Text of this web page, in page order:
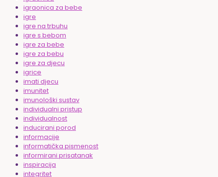
igraonica za bebe
igre
igre na trbuhu
igre s bebom
igre za bebe
igre za bebu
igre za djecu
igrice
imati djecu
imunitet
imunološki sustav
individualni pristup
individualnost
inducirani porod
informacije
informatička pismenost
informirani prisatanak
inspiracija
integritet